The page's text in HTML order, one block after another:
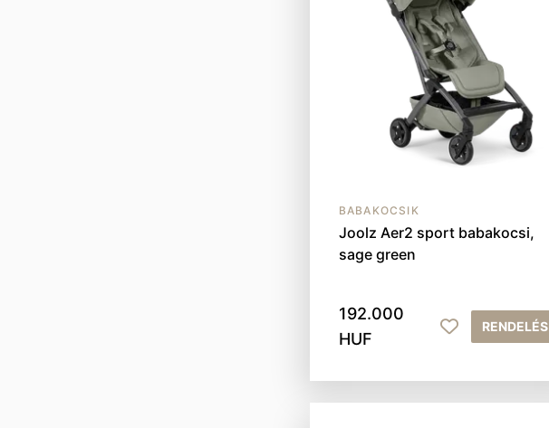
BABAKOCSIK
Joolz Aer2 sport babakocsi,
sage green
192.000
HUF
RENDELÉS